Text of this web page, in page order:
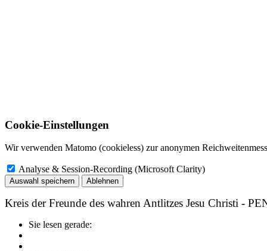
Cookie-Einstellungen
Wir verwenden Matomo (cookieless) zur anonymen
Analyse & Session-Recording (Microsoft Clarity)
Auswahl speichern Ablehnen
Kreis der Freunde des wahren Antlitzes Jesu Christi -
Sie lesen gerade: